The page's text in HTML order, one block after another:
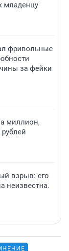
младенцу
фривольные
за фейки
миллион,
взрыв: его
неизвестна.